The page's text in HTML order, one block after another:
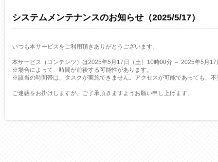
システムメンテナンスのお知らせ（2025/5/17）
いつも本サービスをご利用頂きありがとうございます。
本サービス（コンテンツ）は2025年5月17日（土）10時00分 ～ 2025年5月
※場合によって、時間が前後する可能性があります。
※該当の時間帯は、タスクが実施できません。アクセスが可能であっても、
ご迷惑をお掛けしますが、ご了承頂きますようお願い申し上げます。